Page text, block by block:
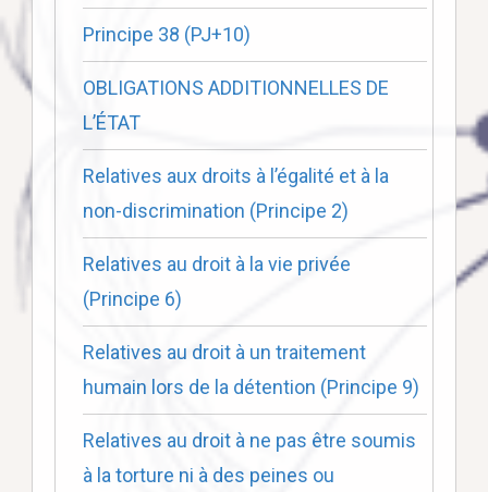
Principe 38 (PJ+10)
OBLIGATIONS ADDITIONNELLES DE
L’ÉTAT
Relatives aux droits à l’égalité et à la
non-discrimination (Principe 2)
Relatives au droit à la vie privée
(Principe 6)
Relatives au droit à un traitement
humain lors de la détention (Principe 9)
Relatives au droit à ne pas être soumis
à la torture ni à des peines ou